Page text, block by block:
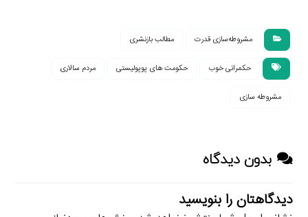
مشروطه‌سازی قدرت مطالب بازنشری
حکمرانی خوب حکومت های پوپولیستی مردم سالاری
مشروطه سازی
بدون دیدگاه
دیدگاهتان را بنویسید